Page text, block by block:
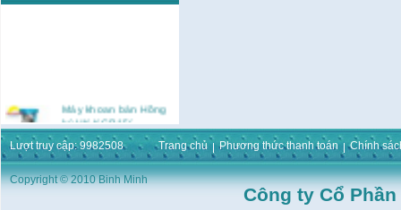
Máy khoan bàn Hồng
ký HK-KCP15(
1m5,1HP,3 Puly,Có Tay
Phay)
Giá:16.596.000
VND
Máy bắt ốc bằng khí
nén URYU UW-
Lượt truy cập: 9982508 Trang chủ Phương thức thanh toán Chính
Copyright © 2010 Binh Minh
Công ty Cổ